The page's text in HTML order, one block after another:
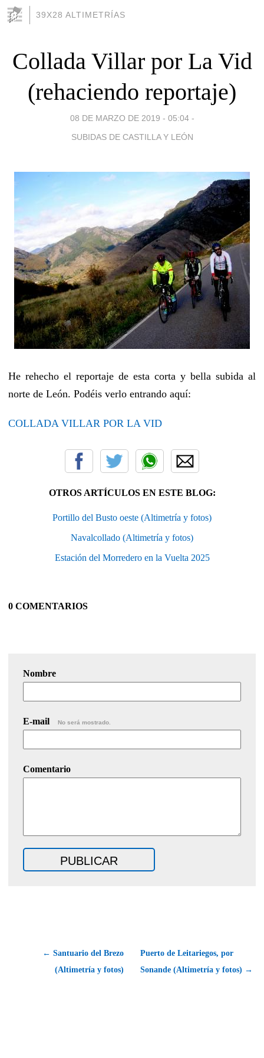
39X28 ALTIMETRÍAS
Collada Villar por La Vid
(rehaciendo reportaje)
08 DE MARZO DE 2019 - 05:04 -
SUBIDAS DE CASTILLA Y LEÓN
He rehecho el reportaje de esta corta y bella subida al
norte de León. Podéis verlo entrando aquí:
COLLADA VILLAR POR LA VID
OTROS ARTÍCULOS EN ESTE BLOG:
Portillo del Busto oeste (Altimetría y fotos)
Navalcollado (Altimetría y fotos)
Estación del Morredero en la Vuelta 2025
0 COMENTARIOS
Nombre
E-mail No será mostrado.
Comentario
← Santuario del Brezo
(Altimetría y fotos)
Puerto de Leitariegos, por
Sonande (Altimetría y fotos) →